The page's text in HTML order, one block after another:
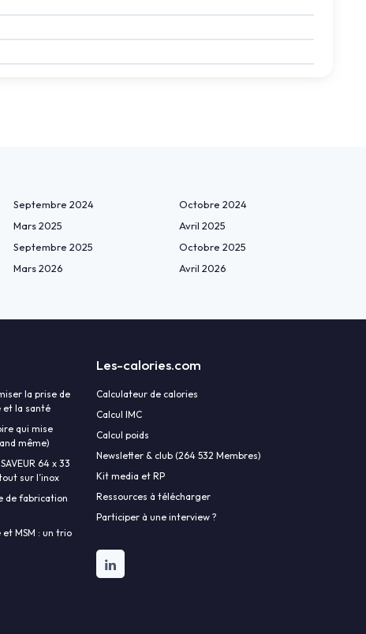
Septembre 2024
Octobre 2024
Mars 2025
Avril 2025
Septembre 2025
Octobre 2025
Mars 2026
Avril 2026
la prise de
et la santé
qui mise
même)
64 x 33
sur l’inox
de fabrication
MSM : un trio
Les-calories.com
Calculateur de calories
Calcul IMC
Calcul poids
Newsletter & club (264 532 Membres)
Kit media et RP
Ressources à télécharger
Participer à une interview ?